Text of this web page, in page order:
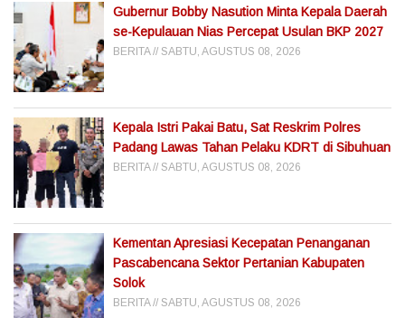
Gubernur Bobby Nasution Minta Kepala Daerah
se-Kepulauan Nias Percepat Usulan BKP 2027
BERITA SABTU, AGUSTUS 08, 2026
Kepala Istri Pakai Batu, Sat Reskrim Polres
Padang Lawas Tahan Pelaku KDRT di Sibuhuan
BERITA SABTU, AGUSTUS 08, 2026
Kementan Apresiasi Kecepatan Penanganan
Pascabencana Sektor Pertanian Kabupaten
Solok
BERITA SABTU, AGUSTUS 08, 2026